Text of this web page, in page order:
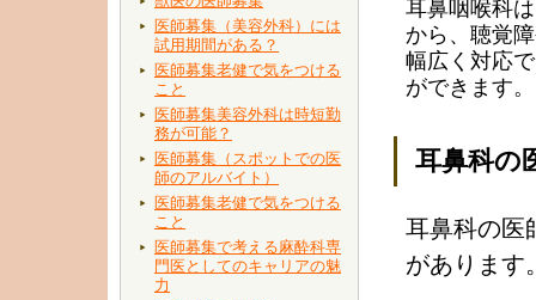
医師募集（美容外科）には
試用期間がある？
医師募集老健で気をつける
こと
医師募集美容外科は時短勤
務が可能？
医師募集（スポットでの医
師のアルバイト）
医師募集老健で気をつける
こと
医師募集で考える麻酔科専
門医としてのキャリアの魅
力
耳鼻咽喉科
から、聴覚
幅広く対応
ができます。
耳鼻科の
耳鼻科の医
があります